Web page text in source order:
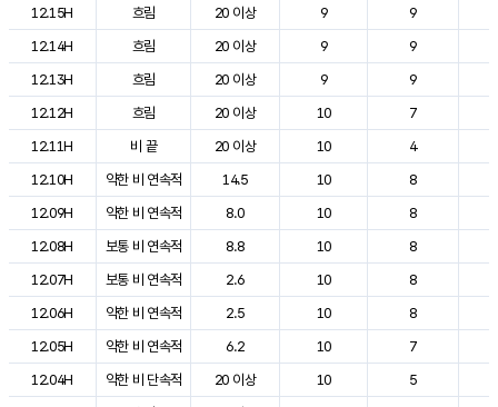
12.15H
흐림 20 이상 9 9
12.14H
흐림 20 이상 9 9
12.13H
흐림 20 이상 9 9
12.12H
흐림 20 이상 10 7
12.11H
비 끝 20 이상 10 4
12.10H
약한 비 연속적 14.5 10 8
12.09H
약한 비 연속적 8.0 10 8
12.08H
보통 비 연속적 8.8 10 8
12.07H
보통 비 연속적 2.6 10 8
12.06H
약한 비 연속적 2.5 10 8
12.05H
약한 비 연속적 6.2 10 7
12.04H
약한 비 단속적 20 이상 10 5